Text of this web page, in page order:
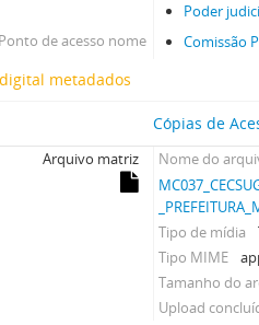
Poder
Ponto de acesso nome
Comissão
metadados
Cópias de
Arquivo matriz
Nome do
Tipo de mídia
Tipo MIME
Tamanho do
Upload